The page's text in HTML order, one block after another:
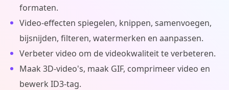
formaten.
Video-effecten spiegelen, knippen, samenvoegen,
bijsnijden, filteren, watermerken en aanpassen.
Verbeter video om de videokwaliteit te verbeteren.
Maak 3D-video's, maak GIF, comprimeer video en
bewerk ID3-tag.